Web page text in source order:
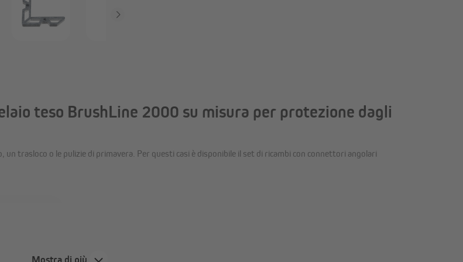
teso BrushLine 2000 su misura per protezione dagli
trasloco o le pulizie di primavera. Per questi casi è disponibile il set di ricambi con connettori angolari
Mostra di più